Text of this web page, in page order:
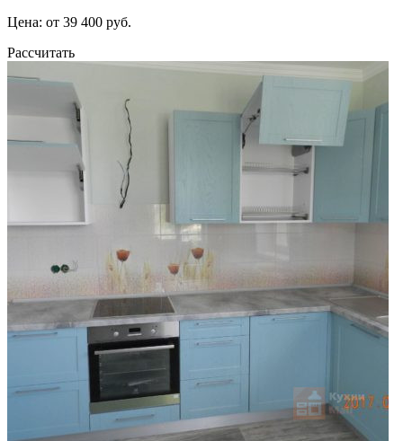
Цена: от 39 400 руб.
Рассчитать